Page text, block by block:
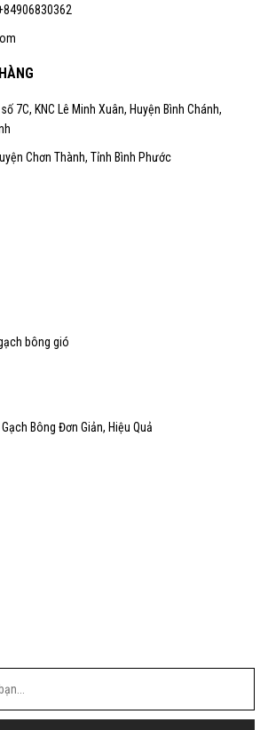
7C, KNC Lê Minh Xuân, Huyện Bình Chánh,
Chơn Thành, Tỉnh Bình Phước
bông gió
Bông Đơn Giản, Hiệu Quả